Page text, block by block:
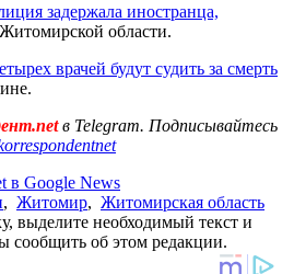
задержала иностранца,
области.
врачей будут судить за смерть
в Telegram. Подписывайтесь
в Google News
, Житомир, Житомирская область
выделите необходимый текст и
сообщить об этом редакции.